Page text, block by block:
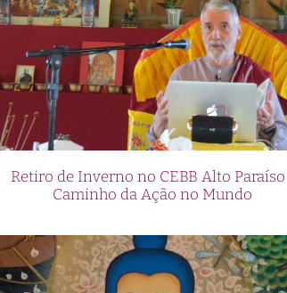
Retiro de Inverno no CEBB Alto Paraíso |
Caminho da Ação no Mundo